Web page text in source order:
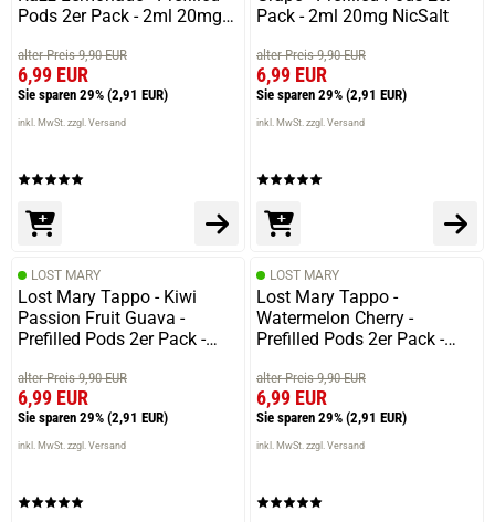
22.03.2025 — viaTrustedshops.de
Birgit P.
verifizierter Onlinekauf.
Die Bewertung erfolgte ohne Abgabe eines Kommentars
Diana K.
Die Bewertung erfolgte ohne Abgabe eines Kommentars
03.03.2025 — via
Trustedshops.de
Ricardo K.
verifizierter Onlinekauf.
Pods 2er Pack - 2ml 20mg
alter Preis 9,90 EUR
6,99 EUR
Sie sparen 29% (2,91 EUR)
inkl. MwSt. zzgl. Versand
Pack - 2ml 20mg NicSalt
alter Preis 9,90 EUR
6,99 EUR
Sie sparen 29% (2,91 EUR)
inkl. MwSt. zzgl. Versand
LOST MARY
Lost Mary Tappo - Kiwi
Passion Fruit Guava -
Prefilled Pods 2er Pack -
alter Preis 9,90 EUR
6,99 EUR
Sie sparen 29% (2,91 EUR)
inkl. MwSt. zzgl. Versand
LOST MARY
Lost Mary Tappo -
Watermelon Cherry -
Prefilled Pods 2er Pack -
alter Preis 9,90 EUR
6,99 EUR
Sie sparen 29% (2,91 EUR)
inkl. MwSt. zzgl. Versand